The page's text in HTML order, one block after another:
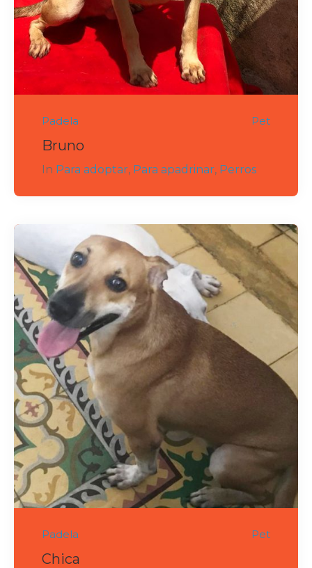
Padela Pet
Bruno
In Para adoptar, Para apadrinar, Perros
Padela Pet
Chica